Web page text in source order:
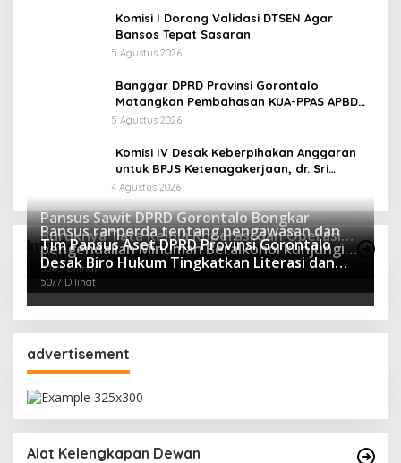
Komisi I Dorong Validasi DTSEN Agar
Bansos Tepat Sasaran
5 Agustus 2026
Banggar DPRD Provinsi Gorontalo
Matangkan Pembahasan KUA-PPAS APBD
Perubahan Tahun Anggaran 2026 Bersama
5 Agustus 2026
Komisi IV Desak Keberpihakan Anggaran
untuk BPJS Ketenagakerjaan, dr. Sri
Darsianti Tuna: Jangan Biarkan
Perlindungan Pekerja Hanya Menjadi
Slogan
4 Agustus 2026
Info Pansus
Pansus Sawit DPRD Gorontalo Bongkar
Buruknya Tata Kelola Koperasi dan Operasi
Ilegal Perusahaan
5370 Dilihat
Pansus ranperda tentang pengawasan dan
pengendalian Minuman Beralkohol kunjungi
Polres Boalemo
5265 Dilihat
Tim Pansus Aset DPRD Provinsi Gorontalo
Desak Biro Hukum Tingkatkan Literasi dan
Mitigasi Resiko Hukum Terkait Aset Daerah
5077 Dilihat
advertisement
Alat Kelengkapan Dewan